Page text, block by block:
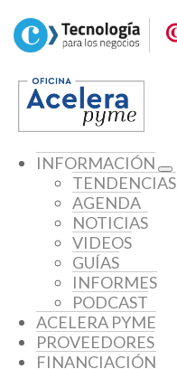
INFORMACIÓN
TENDENCIAS
AGENDA
NOTICIAS
VIDEOS
GUÍAS
INFORMES
PODCAST
ACELERA PYME
PROVEEDORES
FINANCIACIÓN